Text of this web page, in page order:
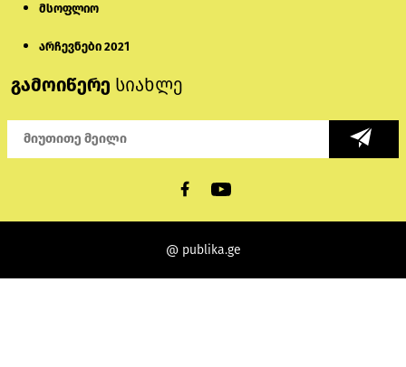
მსოფლიო
არჩევნები 2021
გამოიწერე სიახლე
@ publika.ge